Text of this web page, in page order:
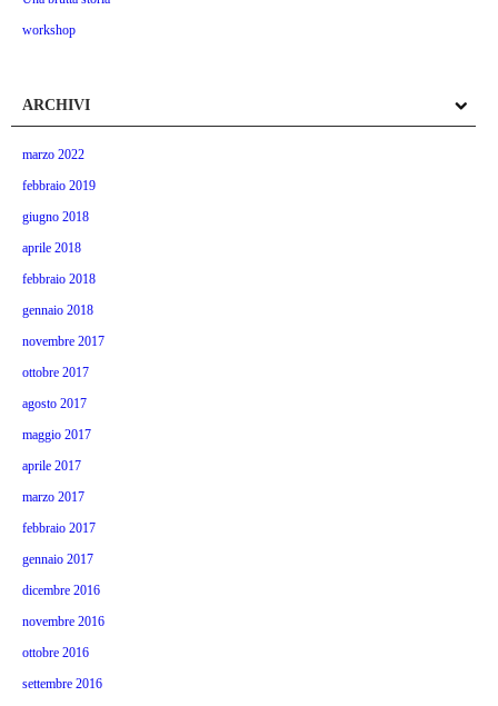
workshop
ARCHIVI
marzo 2022
febbraio 2019
giugno 2018
aprile 2018
febbraio 2018
gennaio 2018
novembre 2017
ottobre 2017
agosto 2017
maggio 2017
aprile 2017
marzo 2017
febbraio 2017
gennaio 2017
dicembre 2016
novembre 2016
ottobre 2016
settembre 2016